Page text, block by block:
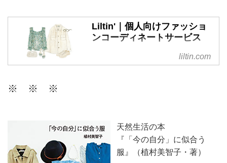
Liltin'｜個人向けファッショ
ンコーディネートサービス
リルティンは、個人の方が日頃の
ファッションに関するお悩みを相
しむお手伝いをいたします。
liltin.com
※ ※ ※
天然生活の本
『「今の自分」に似合う
服』（植村美智子・著）